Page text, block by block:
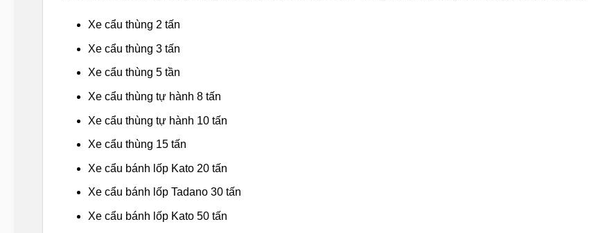
Xe cẩu thùng 2 tấn
Xe cẩu thùng 3 tấn
Xe cẩu thùng 5 tần
Xe cẩu thùng tự hành 8 tấn
Xe cẩu thùng tự hành 10 tấn
Xe cẩu thùng 15 tấn
Xe cẩu bánh lốp Kato 20 tấn
Xe cẩu bánh lốp Tadano 30 tấn
Xe cẩu bánh lốp Kato 50 tấn